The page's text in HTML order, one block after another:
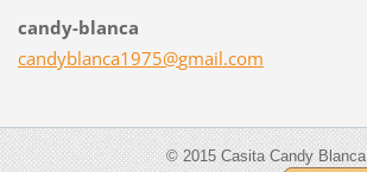
candy-blanca
candyblanca1975@gmail.com
© 2015 Casita Candy Blanca